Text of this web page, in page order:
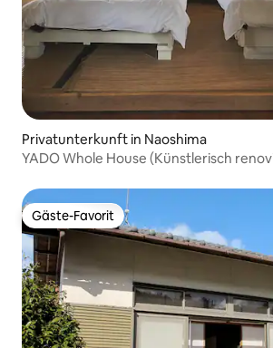
Privatunterkunft in Naoshima
YADO Whole House (Künstlerisch
Gäste-Favorit
Gäste-Favorit